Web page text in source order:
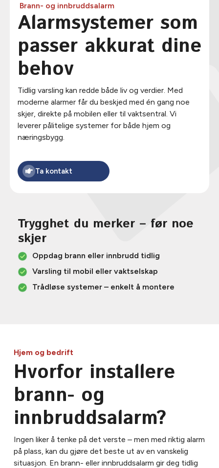
Brann- og innbruddsalarm
Alarmsystemer som
passer akkurat dine
behov
Tidlig varsling kan redde både liv og verdier. Med
moderne alarmer får du beskjed med én gang noe
skjer, direkte på mobilen eller til vaktsentral. Vi
leverer pålitelige systemer for både hjem og
næringsbygg.
Ta kontakt
Trygghet du merker – før noe
skjer
Oppdag brann eller innbrudd tidlig
Varsling til mobil eller vaktselskap
Trådløse systemer – enkelt å montere
Hjem og bedrift
Hvorfor installere
brann- og
innbruddsalarm?
Ingen liker å tenke på det verste – men med riktig alarm
på plass, kan du gjøre det beste ut av en vanskelig
situasjon. En brann- eller innbruddsalarm gir deg tidlig